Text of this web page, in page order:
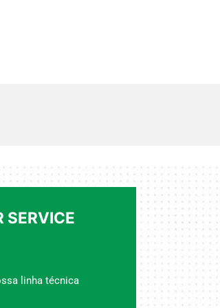
SERVICE
linha técnica